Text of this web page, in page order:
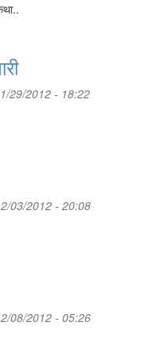
29/2012 - 18:22
03/2012 - 20:08
08/2012 - 05:26